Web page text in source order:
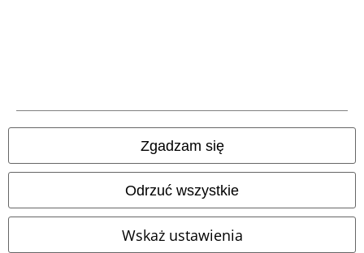
Zgadzam się
Odrzuć wszystkie
Wskaż ustawienia
© 1986-2026 E.M.P. Merchandising HGmbH
Sklepy internetowe EMP